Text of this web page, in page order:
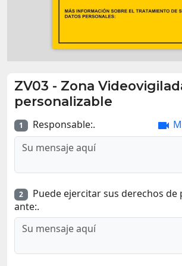
ZV03 - Zona
personalizable
1 Responsable:. 
2
Puede ejercitar sus derechos de
ante:.